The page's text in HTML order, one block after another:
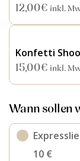
12,00€ inkl.
Konfetti
15,00€ inkl.
Wann sollen
10 €